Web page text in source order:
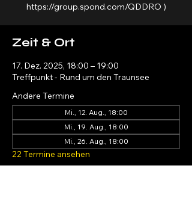
https://group.spond.com/QDDRO )
Zeit & Ort
17. Dez. 2025, 18:00 – 19:00
Treffpunkt - Rund um den Traunsee
Andere Termine
Mi., 12. Aug., 18:00
Mi., 19. Aug., 18:00
Mi., 26. Aug., 18:00
22 Termine ansehen